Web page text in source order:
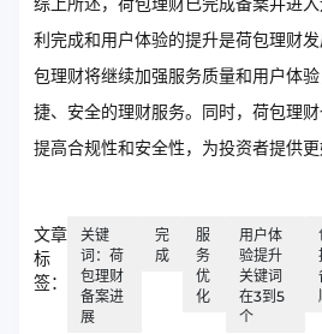
利完成和用户体验的提升是荷包理财
包理财将继续加强服务质量和用户体
捷、安全的理财服务。同时，荷包理财
提高合规性和安全性，为投资者提供更
文章
标
签：
关键
词：荷
包理财
备案进
展
完
成
服
务
优
化
用户体
验提升
关键词
在3到5
个